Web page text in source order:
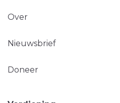
Over
Nieuwsbrief
Doneer